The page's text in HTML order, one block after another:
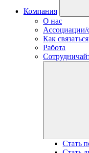
Компания
О нас
Как связаться
Работа
Стать